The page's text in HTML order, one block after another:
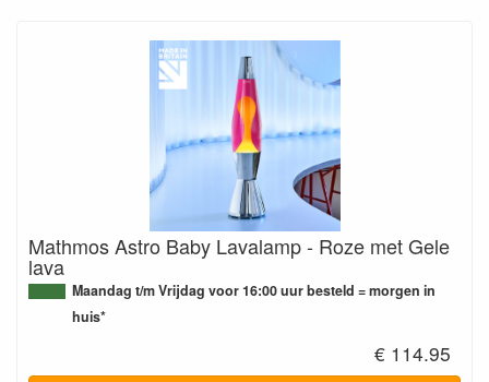
Mathmos Astro Baby Lavalamp - Roze met Gele
lava
Maandag t/m Vrijdag voor 16:00 uur besteld = morgen in
huis*
€ 114.95